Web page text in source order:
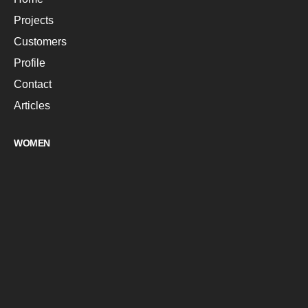
Projects
Customers
Profile
Contact
Articles
WOMEN